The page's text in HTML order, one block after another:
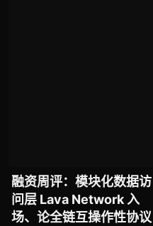
融资周评：模块化数据访
问层 Lava Network 入
场、论全链互操作性协议